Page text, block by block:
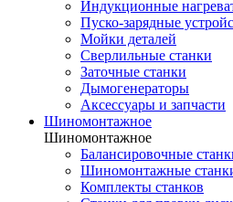
Индукционные
Пуско-зарядные
Мойки деталей
Сверлильные станки
Заточные станки
Дымогенераторы
Аксессуары и запчасти
Шиномонтажное
Шиномонтажное
Балансировочные
Шиномонтажные
Комплекты станков